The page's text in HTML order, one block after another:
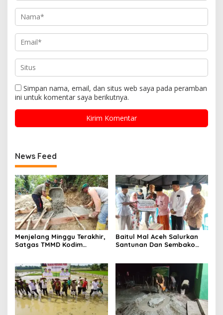
Simpan nama, email, dan situs web saya pada peramban
ini untuk komentar saya berikutnya.
News Feed
Menjelang Minggu Terakhir,
Satgas TMMD Kodim
Baitul Mal Aceh Salurkan
Santunan Dan Sembako